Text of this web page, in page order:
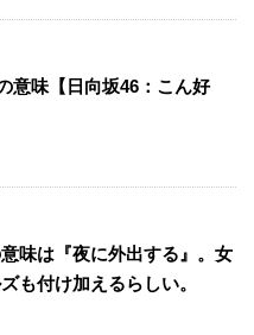
意味【日向坂46：こん好
味は『夜に外出する』。女
も付け加えるらしい。